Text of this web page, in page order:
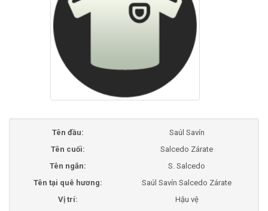
Tên đầu:
Saúl Savín
Tên cuối:
Salcedo Zárate
Tên ngắn:
S. Salcedo
Tên tại quê hương:
Saúl Savín Salcedo Zárate
Vị trí:
Hậu vệ